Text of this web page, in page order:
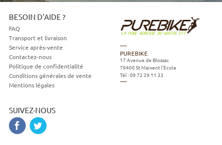
BESOIN D'AIDE ?
FAQ
Transport et livraison
Service après-vente
Contactez-nous
Politique de confidentialité
Conditions générales de vente
Mentions légales
SUIVEZ-NOUS
PUREBIKE
17 Avenue de Blossac
79400 St Maixent l'Ecole
Tél :09 72 29 11 33